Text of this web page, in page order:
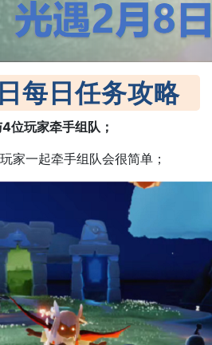
每日任务攻略
位玩家牵手组队；
家一起牵手组队会很简单；